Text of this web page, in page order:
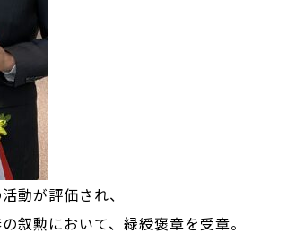
動が評価され、
叙勲において、緑綬褒章を受章。